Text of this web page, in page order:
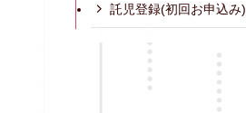
託児登録(初回お申込み)